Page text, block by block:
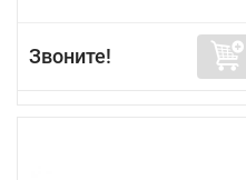
Звоните!